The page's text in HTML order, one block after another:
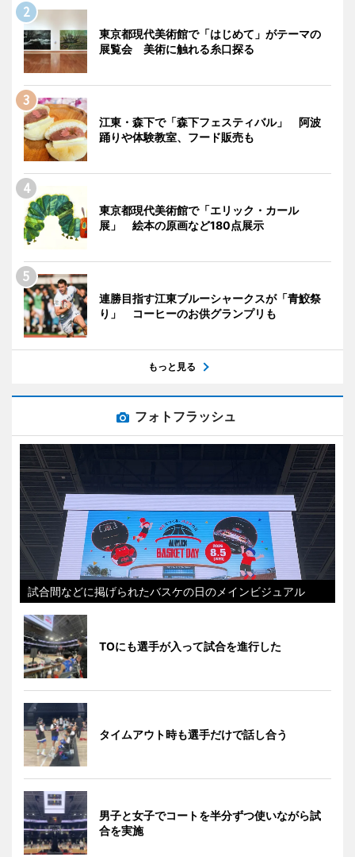
東京都現代美術館で「はじめて」がテーマの
展覧会 美術に触れる糸口探る
江東・森下で「森下フェスティバル」 阿波
踊りや体験教室、フード販売も
東京都現代美術館で「エリック・カール
展」 絵本の原画など180点展示
連勝目指す江東ブルーシャークスが「青鮫祭
り」 コーヒーのお供グランプリも
もっと見る
フォトフラッシュ
試合間などに掲げられたバスケの日のメインビジュアル
TOにも選手が入って試合を進行した
タイムアウト時も選手だけで話し合う
男子と女子でコートを半分ずつ使いながら試
合を実施